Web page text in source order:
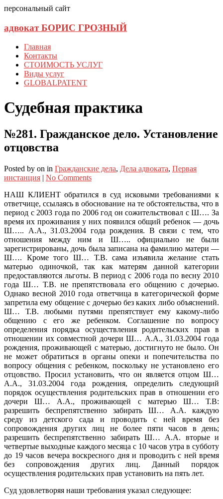
персональный сайт
адвокат БОРИС ГРОЗНЫЙ
Главная
Контакты
СТОИМОСТЬ УСЛУГ
Виды услуг
GLOBALPATENT
Судебная практика
№281. Гражданское дело. Установление
отцовства
Posted by on in Гражданские дела, Дела адвоката, Первая
инстанция | No Comments
НАШ КЛИЕНТ обратился в суд исковыми требованиями к
ответчице, ссылаясь в обоснование на те обстоятельства, что в
период с 2003 года по 2006 год он сожительствовал с Ш…. За
время их проживания у них появился общий ребенок — дочь
Ш….. А.А., 31.03.2004 года рождения. В связи с тем, что
отношения между ним и Ш….. официально не были
зарегистрированы, дочь была записана на фамилию матери —
Ш…. Кроме того Ш… Т.В. сама изъявила желание стать
матерью одиночкой, так как матерям данной категории
предоставляются льготы. В период с 2006 года по весну 2010
года Ш… Т.В. не препятствовала его общению с дочерью.
Однако весной 2010 года ответчица в категорической форме
запретила ему общение с дочерью без каких либо объяснений.
Ш… Т.В. любыми путями препятствует ему какому-либо
общению с его же ребенком. Соглашение по вопросу
определения порядка осуществления родительских прав в
отношении их совместной дочери Ш… А.А., 31.03.2004 года
рождения, проживающей с матерью, достигнуто не было. Он
не может обратиться в органы опеки и попечительства по
вопросу общения с ребенком, поскольку не установлено его
отцовство. Просил установить, что он является отцом Ш…
А.А., 31.03.2004 года рождения, определить следующий
порядок осуществления родительских прав в отношении его
дочери Ш… А.А., проживающей с матерью Ш… Т.В:
разрешить беспрепятственно забирать Ш… А.А. каждую
среду из детского сада и проводить с ней время без
сопровождения других лиц не более пяти часов в день;
разрешить беспрепятственно забирать Ш… А.А. вторые и
четвертые выходные каждого месяца с 10 часов утра в субботу
до 19 часов вечера воскресного дня и проводить с ней время
без сопровождения других лиц. Данный порядок
осуществления родительских прав установить на пять лет.
Суд удовлетворяя наши требования указал следующее: